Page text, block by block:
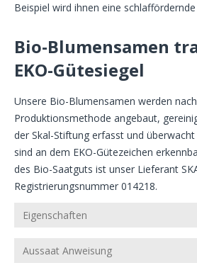
Beispiel wird ihnen eine
Bio-Blumensamen
EKO-Gütesiegel
Unsere Bio-Blumensamen werden
Produktionsmethode angebaut,
der Skal-Stiftung erfasst und
sind an dem EKO-Gütezeichen
des Bio-Saatguts ist unser Lieferant
Registrierungsnummer 014218.
Eigenschaften
Aussaat Anweisung